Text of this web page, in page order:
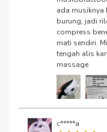
ada musiknya
burung, jadi
compress
mati sendiri.
tengah alis
massage
c*****a